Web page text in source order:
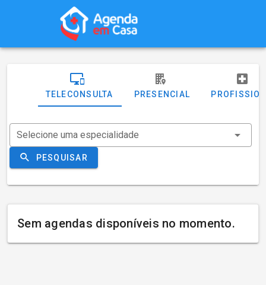
TELECONSULTA PRESENCIAL
Selecione uma especialidade
PESQUISAR
Sem agendas disponíveis no momento.